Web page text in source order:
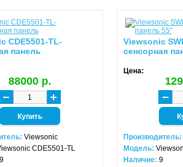
CDE5501-TL-
панель
88000 р.
Viewsonic
CDE5501-TL
9
Viewsonic
сенсорная
Цена:
Производитель:
Модель:
Наличие: 9